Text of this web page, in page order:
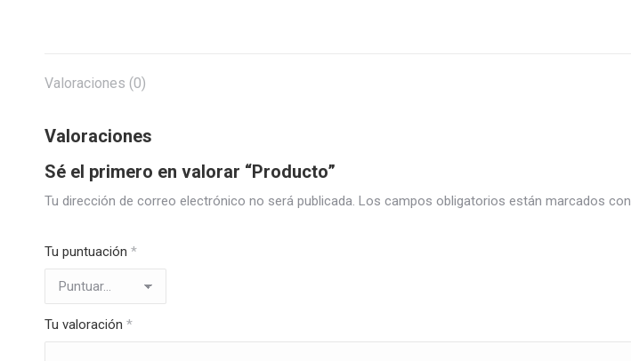
Valoraciones (0)
Valoraciones
Sé el primero en valorar “Producto”
Tu dirección de correo electrónico no será publicada. Los campos obligatorios están marcados con
Tu puntuación *
Tu valoración *